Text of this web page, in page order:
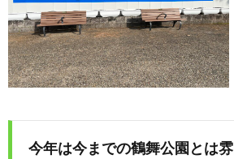
今年は今までの鶴舞公園とは